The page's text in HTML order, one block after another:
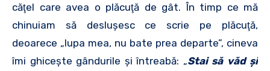
căţel care avea o plăcuţă de gât. În timp ce mă
chinuiam să desluşesc ce scrie pe plăcuţă,
deoarece „lupa mea, nu bate prea departe”, cineva
îmi ghiceşte gândurile şi întreabă: „Stai să văd şi